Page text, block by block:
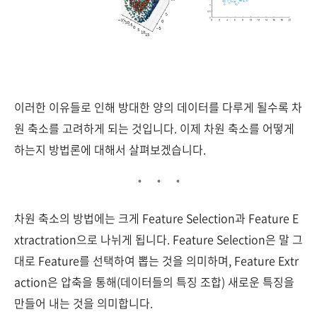
이러한 이유들로 인해 방대한 양의 데이터를 다루게 될수록 차
원 축소를 고려하게 되는 것입니다. 이제 차원 축소를 어떻게
하는지 방법론에 대해서 살펴보겠습니다.
차원 축소의 방법에는 크게 Feature Selection과 Feature E
xtractration으로 나뉘게 됩니다. Feature Selection은 말 그
대로 Feature를 선택하여 뽑는 것을 의미하며, Feature Extr
action은 압축을 통해(데이터들의 특징 조합) 새로운 특징을
만들어 내는 것을 의미합니다.